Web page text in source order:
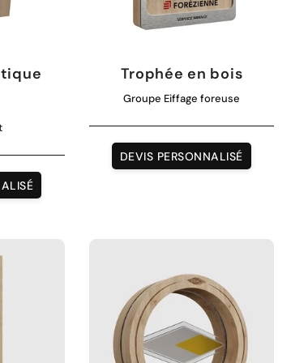
Trophée en bois
Groupe Eiffage foreuse
DEVIS PERSONNALISÉ